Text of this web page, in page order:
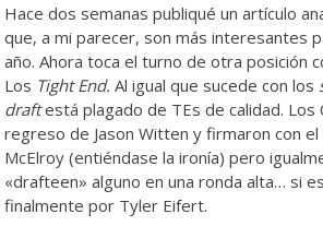
Hace dos semanas publiqué un artículo
que, a mi parecer, son más interesantes
año. Ahora toca el turno de otra posición
Los Tight End.Al igual que sucede con los
draftestá plagado de TEs de calidad. Los
regreso de Jason Witten y firmaron con
McElroy (entiéndase la ironía) pero
«drafteen» alguno en una ronda alta… si
finalmente por Tyler Eifert.